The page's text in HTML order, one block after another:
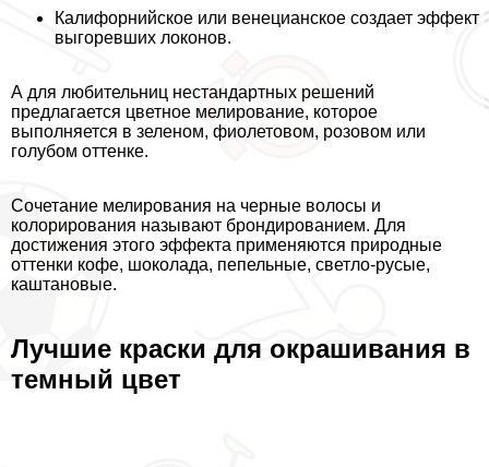
Калифорнийское или венецианское создает эффект
выгоревших локонов.
А для любительниц нестандартных решений
предлагается цветное мелирование, которое
выполняется в зеленом, фиолетовом, розовом или
гoлyбом оттенке.
Сочетание мелирования на черные волосы и
колорирования называют брондированием. Для
достижения этого эффекта применяются природные
оттенки кофе, шоколада, пепельные, светло-русые,
каштановые.
Лучшие краски для окрашивания в
темный цвет